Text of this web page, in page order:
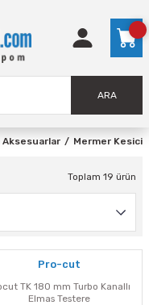
ARA
Aksesuarlar Mermer Kesici
Toplam 19 ürün
Pro-cut
TK 180 mm Turbo Kanallı
Elmas Testere